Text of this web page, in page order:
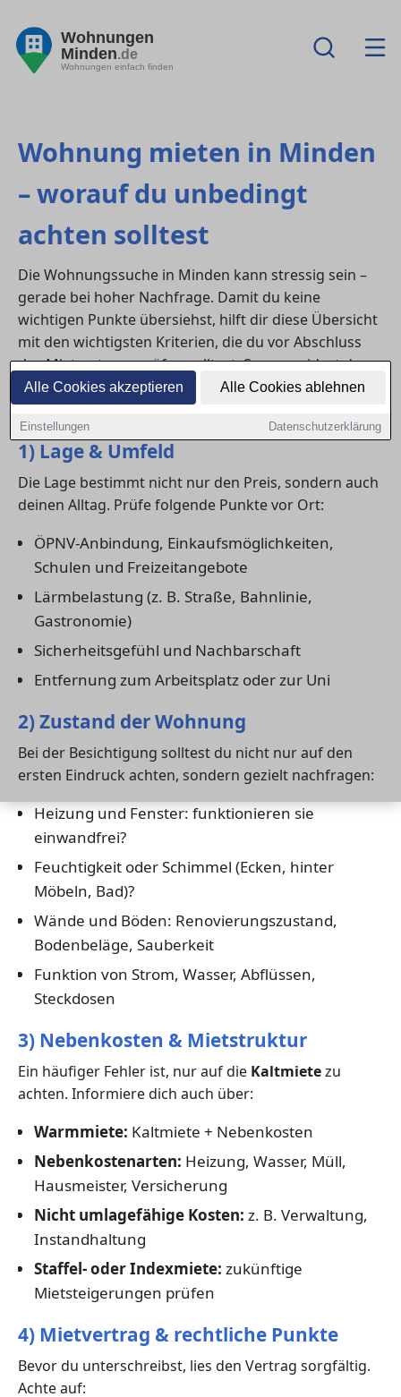
Alle Cookies akzeptieren Alle Cookies ablehnen
Einstellungen Datenschutzerklärung
Wohnungen
Minden.de
Wohnungen einfach finden
Wohnung mieten in Minden
– worauf du unbedingt
achten solltest
Die Wohnungssuche in Minden kann stressig sein –
gerade bei hoher Nachfrage. Damit du keine
wichtigen Punkte übersiehst, hilft dir diese Übersicht
mit den wichtigsten Kriterien, die du vor Abschluss
des Mietvertrags prüfen solltest. So vermeidest du
böse Überraschungen und findest die Wohnung, die
wirklich zu dir passt.
1) Lage & Umfeld
Die Lage bestimmt nicht nur den Preis, sondern auch
deinen Alltag. Prüfe folgende Punkte vor Ort:
ÖPNV-Anbindung, Einkaufsmöglichkeiten,
Schulen und Freizeitangebote
Lärmbelastung (z. B. Straße, Bahnlinie,
Gastronomie)
Sicherheitsgefühl und Nachbarschaft
Entfernung zum Arbeitsplatz oder zur Uni
2) Zustand der Wohnung
Bei der Besichtigung solltest du nicht nur auf den
ersten Eindruck achten, sondern gezielt nachfragen:
Heizung und Fenster: funktionieren sie
einwandfrei?
Feuchtigkeit oder Schimmel (Ecken, hinter
Möbeln, Bad)?
Wände und Böden: Renovierungszustand,
Bodenbeläge, Sauberkeit
Funktion von Strom, Wasser, Abflüssen,
Steckdosen
3) Nebenkosten & Mietstruktur
Ein häufiger Fehler ist, nur auf die Kaltmietezu
achten. Informiere dich auch über:
Warmmiete: Kaltmiete + Nebenkosten
Nebenkostenarten: Heizung, Wasser, Müll,
Hausmeister, Versicherung
Nicht umlagefähige Kosten: z. B. Verwaltung,
Instandhaltung
Staffel- oder Indexmiete: zukünftige
Mietsteigerungen prüfen
4) Mietvertrag & rechtliche Punkte
Bevor du unterschreibst, lies den Vertrag sorgfältig.
Achte auf: